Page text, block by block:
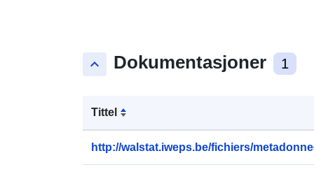
keyboard_arrow_up Dokumentasjoner 1
Tittel
http://walstat.iweps.be/fichiers/